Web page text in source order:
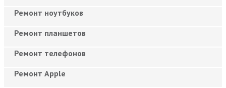
Ремонт ноутбуков
Ремонт планшетов
Ремонт телефонов
Ремонт Apple